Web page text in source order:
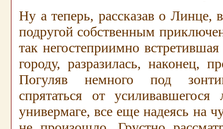
Ну а теперь, рассказав о Линце,
подругой собственным
так негостеприимно
городу, разразилась, наконец,
Погуляв немного под
спрятаться от
универмаге, все еще надеясь на